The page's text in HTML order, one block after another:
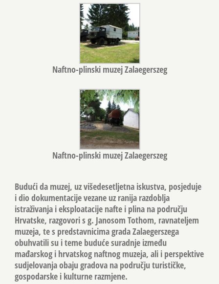
Naftno-plinski muzej Zalaegerszeg
Naftno-plinski muzej Zalaegerszeg
Budući da muzej, uz višedesetljetna iskustva, posjeduje
i dio dokumentacije vezane uz ranija razdoblja
istraživanja i eksploatacije nafte i plina na području
Hrvatske, razgovori s g. Janosom Tothom, ravnateljem
muzeja, te s predstavnicima grada Zalaegerszega
obuhvatili su i teme buduće suradnje između
mađarskog i hrvatskog naftnog muzeja, ali i perspektive
sudjelovanja obaju gradova na području turističke,
gospodarske i kulturne razmjene.